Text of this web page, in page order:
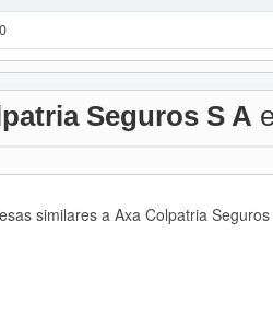
Seguros S A
similares a Axa Colpatria